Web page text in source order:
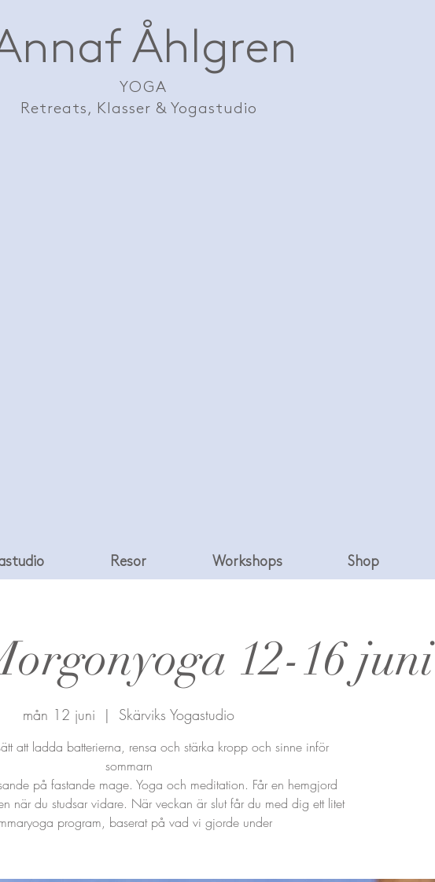
Åhlgren
YOGA
Retreats, Klasser & Yogastudio
Resor Workshops Shop
12-16 juni
mån 12 juni
  |
Skärviks Yogastudio
att ladda batterierna, rensa och stärka kropp och sinne inför
sommarn
på fastande mage. Yoga och meditation. Får en hemgjord
när du studsar vidare. När veckan är slut får du med dig ett litet
program, baserat på vad vi gjorde under